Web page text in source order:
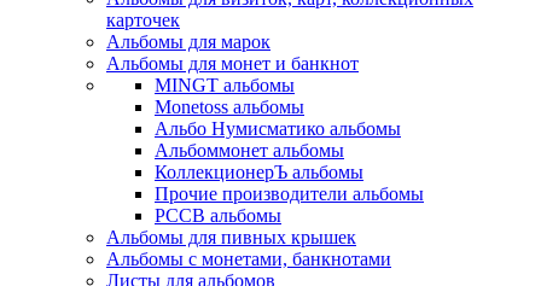
карточек
Альбомы для марок
Альбомы для монет и банкнот
MINGT альбомы
Monetoss альбомы
Альбо Нумисматико альбомы
Альбоммонет альбомы
КоллекционерЪ альбомы
Прочие производители альбомы
РССВ альбомы
Альбомы для пивных крышек
Альбомы с монетами, банкнотами
Листы для альбомов